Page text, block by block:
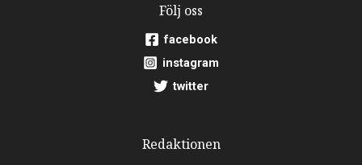
Följ oss
facebook
instagram
twitter
Redaktionen